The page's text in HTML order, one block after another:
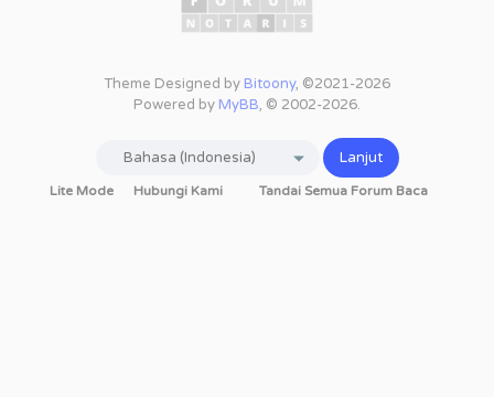
Theme Designed by Bitoony, ©2021-2026
Powered by MyBB, © 2002-2026.
Lite Mode Hubungi Kami Tandai Semua Forum Baca